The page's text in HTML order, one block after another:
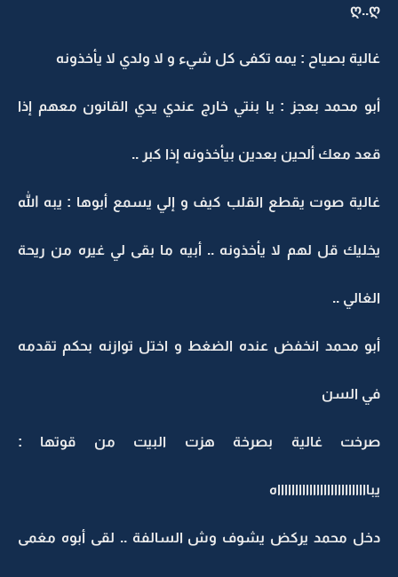
ღ..ღ
غالية بصياح : يمه تكفى كل شيء و لا ولدي لا يأخذونه
أبو محمد بعجز : يا بنتي خارج عندي يدي القانون معهم إذا
قعد معك ألحين بعدين بيأخذونه إذا كبر ..
غالية صوت يقطع القلب كيف و إلي يسمع أبوها : يبه الله
يخليك قل لهم لا يأخذونه .. أبيه ما بقى لي غيره من ريحة
الغالي ..
أبو محمد انخفض عنده الضغط و اختل توازنه بحكم تقدمه
في السن
صرخت غالية بصرخة هزت البيت من قوتها :
يبااااااااااااااااااااااااااه
دخل محمد يركض يشوف وش السالفة .. لقى أبوه مغمى